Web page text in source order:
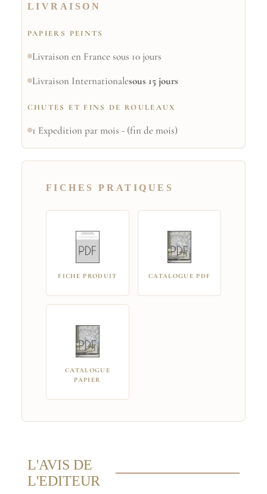
LIVRAISON
PAPIERS PEINTS
Livraison en France sous 10 jours
Livraison Internationalesous 15 jours
CHUTES ET FINS DE ROULEAUX
1 Expedition par mois - (fin de mois)
FICHES PRATIQUES
FICHE PRODUIT CATALOGUE PDF
CATALOGUE
PAPIER
L'AVIS DE
L'EDITEUR